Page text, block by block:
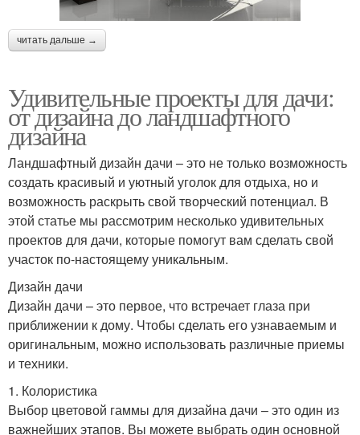
читать дальше →
Удивительные проекты для дачи:
от дизайна до ландшафтного
дизайна
Ландшафтный дизайн дачи – это не только возможность
создать красивый и уютный уголок для отдыха, но и
возможность раскрыть свой творческий потенциал. В
этой статье мы рассмотрим несколько удивительных
проектов для дачи, которые помогут вам сделать свой
участок по-настоящему уникальным.
Дизайн дачи
Дизайн дачи – это первое, что встречает глаза при
приближении к дому. Чтобы сделать его узнаваемым и
оригинальным, можно использовать различные приемы
и техники.
1. Колористика
Выбор цветовой гаммы для дизайна дачи – это один из
важнейших этапов. Вы можете выбрать один основной